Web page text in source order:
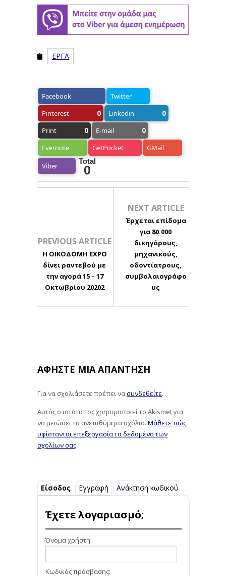
ΕΡΓΑ
Facebook
Twitter
Pinterest
0 Linkedin 0
Print 0 E-mail 0
Evernote GetPocket GMail
Viber
Total
0
PREVIOUS ARTICLE
Η ΟΙΚΟΔΟΜΗ EXPO
δίνει ραντεβού με
την αγορά 15 – 17
Οκτωβρίου 20202
NEXT ARTICLE
Έρχεται επίδομα
για 80.000
δικηγόρους,
μηχανικούς,
οδοντίατρους,
συμβολαιογράφο
υς
ΑΦΉΣΤΕ ΜΙΑ ΑΠΆΝΤΗΣΗ
Για να σχολιάσετε πρέπει νασυνδεθείτε.
Αυτός ο ιστότοπος χρησιμοποιεί το Akismet για
να μειώσει τα ανεπιθύμητα σχόλια. Μάθετε πώς
υφίστανται επεξεργασία τα δεδομένα των
σχολίων σας.
Είσοδος Εγγραφή Ανάκτηση κωδικού
Έχετε λογαριασμό;
Όνομα χρήστη:
Κωδικός πρόσβασης: